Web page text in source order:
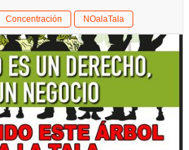
Concentración NOalaTala